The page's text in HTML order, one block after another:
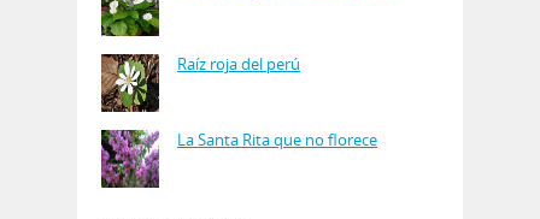
Raíz roja del perú
La Santa Rita que no florece